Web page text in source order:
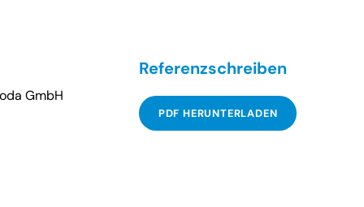
GmbH
Referenzschreiben
PDF HERUNTERLADEN